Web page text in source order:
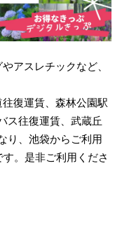
アスレチックなど、
復運賃、森林公園駅
ス往復運賃、武蔵丘
り、池袋からご利用
。是非ご利用くださ